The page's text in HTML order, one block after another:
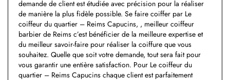
demande de client est étudiée avec précision pour la réaliser
de manière la plus fidèle possible. Se faire coiffer par Le
coiffeur du quartier – Reims Capucins, , meilleur coiffeur
barbier de Reims c’est bénéficier de la meilleure expertise et
du meilleur savoir-faire pour réaliser la coiffure que vous
souhaitez. Quelle que soit votre demande, tout sera fait pour
vous garantir une entière satisfaction. Pour Le coiffeur du
quartier – Reims Capucins chaque client est parfaitement